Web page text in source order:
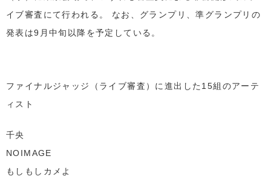
イブ審査にて行われる。 なお、グランプリ、準グランプリの
発表は9月中旬以降を予定している。
ファイナルジャッジ（ライブ審査）に進出した15組のアーテ
ィスト
千央
NOIMAGE
もしもしカメよ